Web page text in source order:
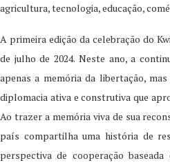
agricultura, tecnologia, educação,
A primeira edição da celebração do
de julho de 2024. Neste ano, a
apenas a memória da libertação,
diplomacia ativa e construtiva que
Ao trazer a memória viva de sua
país compartilha uma história de
perspectiva de cooperação